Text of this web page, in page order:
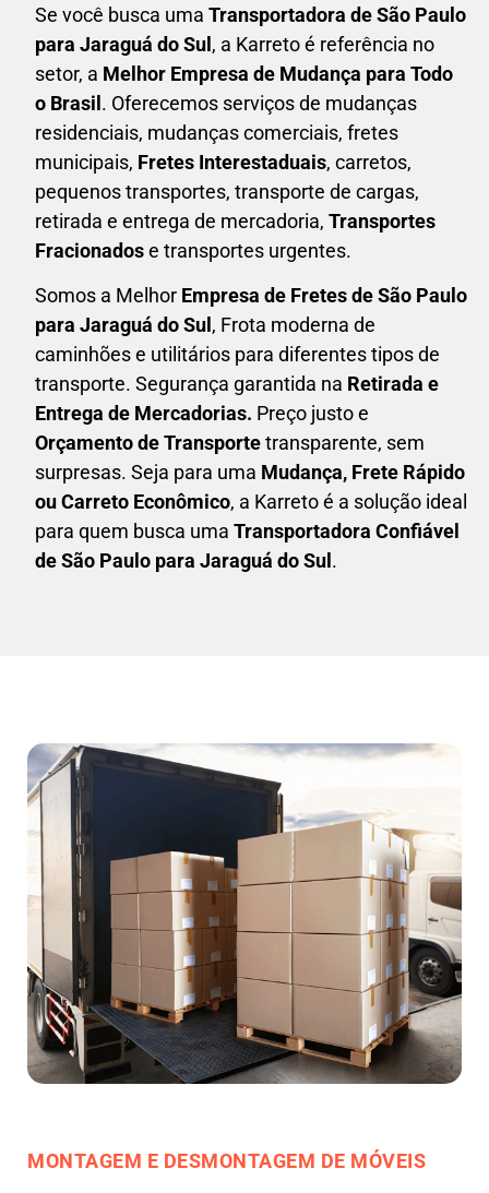
Se você busca uma Transportadora de São Paulo
para Jaraguá do Sul, a Karreto é referência no
setor, a Melhor Empresa de Mudança para Todo
o Brasil. Oferecemos serviços de mudanças
residenciais, mudanças comerciais, fretes
municipais, Fretes Interestaduais, carretos,
pequenos transportes, transporte de cargas,
retirada e entrega de mercadoria, Transportes
Fracionadose transportes urgentes.
Somos a Melhor Empresa de Fretesde São Paulo
para Jaraguá do Sul , Frota moderna de
caminhões e utilitários para diferentes tipos de
transporte. Segurança garantida na Retirada e
Entrega de Mercadorias. Preço justo e
Orçamento de Transportetransparente, sem
surpresas. Seja para uma Mudança, Frete Rápido
ou Carreto Econômico, a Karretoé a solução ideal
para quem busca uma Transportadora Confiável
de São Paulo para Jaraguá do Sul .
MONTAGEM E DESMONTAGEM DE MÓVEIS